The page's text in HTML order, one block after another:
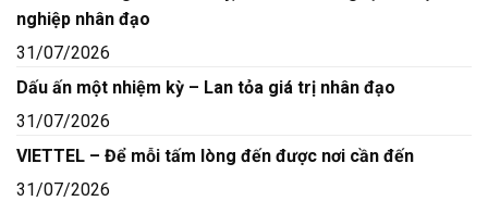
nghiệp nhân đạo
31/07/2026
Dấu ấn một nhiệm kỳ – Lan tỏa giá trị nhân đạo
31/07/2026
VIETTEL – Để mỗi tấm lòng đến được nơi cần đến
31/07/2026